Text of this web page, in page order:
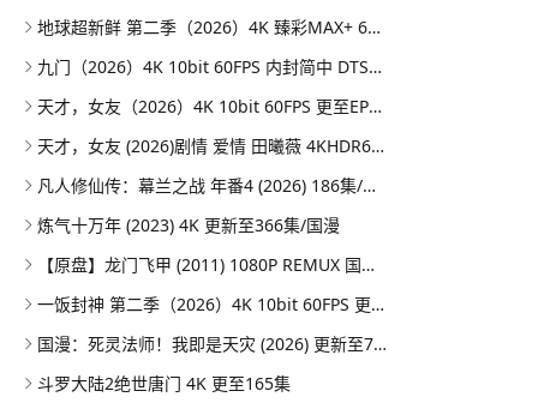
地球超新鲜 第二季（2026）4K 臻彩MAX+ 60FPS 高码率 FLAC无损HiFi声 更0808期
九门（2026）4K 10bit 60FPS 内封简中 DTS环绕声 更至EP20
天才，女友（2026）4K 10bit 60FPS 更至EP18
天才，女友 (2026)剧情 爱情 田曦薇 4KHDR60FPS 更新18集
凡人修仙传：幕兰之战‎ 年番4 (2026) 186集/补4K mp3改成mp4即可享用
炼气十万年 (2023) 4K 更新至366集/国漫
【原盘】龙门飞甲 (2011) 1080P REMUX 国粤多音轨 外挂简英双语字幕
一饭封神 第二季（2026）4K 10bit 60FPS 更0806期
国漫：死灵法师！我即是天灾 (2026) 更新至7集 Ai动画
斗罗大陆2绝世唐门 4K 更至165集